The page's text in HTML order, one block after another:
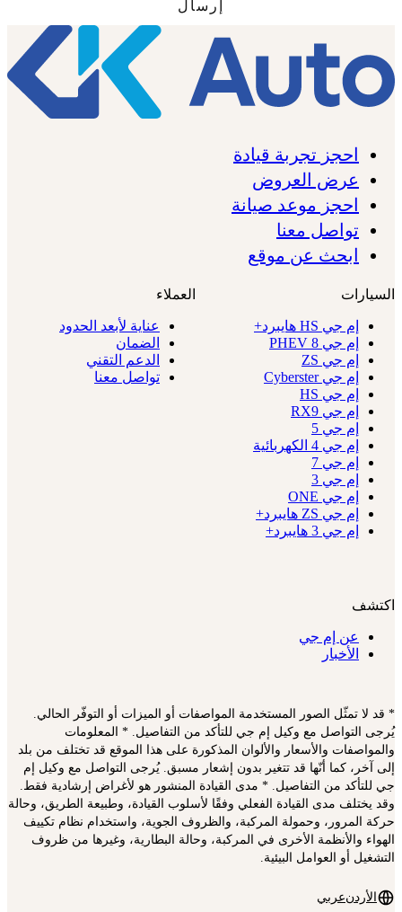
احجز تجربة قيادة
عرض العروض
احجز موعد صيانة
تواصل معنا
ابحث عن موقع
السيارات
إم جي HS هايبرد+
إم جي 8 PHEV
إم جي ZS
إم جي Cyberster
إم جي HS
إم جي RX9
إم جي 5
إم جي 4 الكهربائية
إم جي 7
إم جي 3
إم جي ONE
إم جي ZS هايبرد+
إم جي 3 هايبرد+
العملاء
عناية لأبعد الحدود
الضمان
الدعم التقني
تواصل معنا
اكتشف
عن إم جي
الأخبار
* قد لا تمثّل الصور المستخدمة المواصفات أو الميزات أو التوفّر الحالي.
يُرجى التواصل مع وكيل إم جي للتأكد من التفاصيل. * المعلومات
والمواصفات والأسعار والألوان المذكورة على هذا الموقع قد تختلف من بلد
إلى آخر، كما أنّها قد تتغير بدون إشعار مسبق. يُرجى التواصل مع وكيل إم
جي للتأكد من التفاصيل. * مدى القيادة المنشور هو لأغراض إرشادية فقط.
وقد يختلف مدى القيادة الفعلي وفقًا لأسلوب القيادة، وطبيعة الطريق، وحالة
حركة المرور، وحمولة المركبة، والظروف الجوية، واستخدام نظام تكييف
الهواء والأنظمة الأخرى في المركبة، وحالة البطارية، وغيرها من ظروف
التشغيل أو العوامل البيئية.
الأردنعربي